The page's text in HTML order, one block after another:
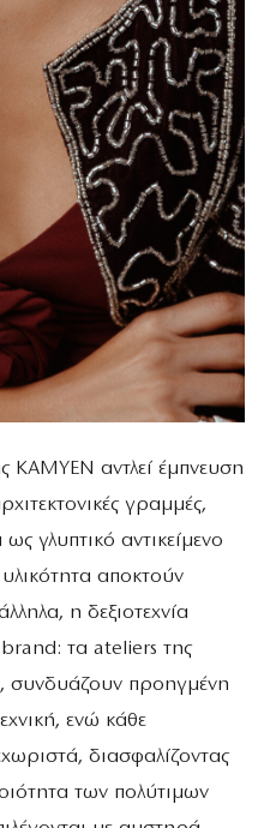
KAMYEN αντλεί έμπνευση
γραμμές,
γλυπτικό αντικείμενο
αποκτούν
η δεξιοτεχνία
τα ateliers της
συνδυάζουν προηγμένη
ενώ κάθε
διασφαλίζοντας
των πολύτιμων